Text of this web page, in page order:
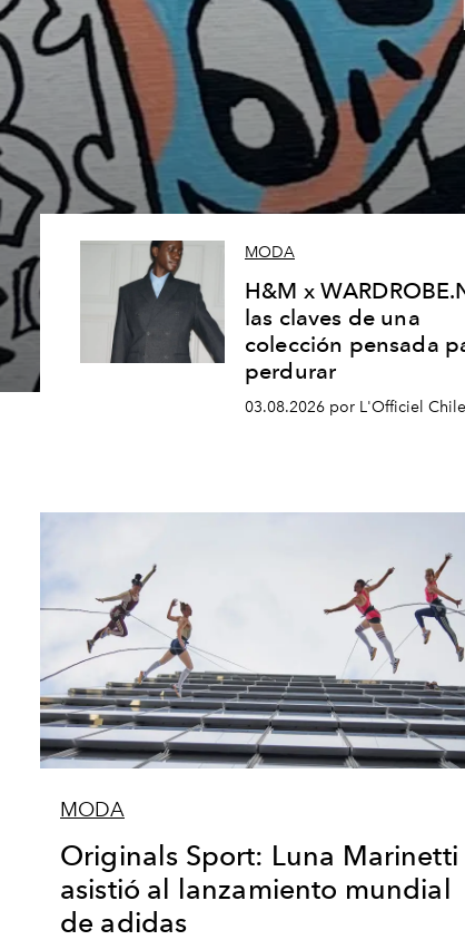
MODA
H&M x
las claves de una
colección pensada
perdurar
03.08.2026 por L'Officiel Chile
MODA
Originals Sport: Luna Marinetti
asistió al lanzamiento mundial
de adidas